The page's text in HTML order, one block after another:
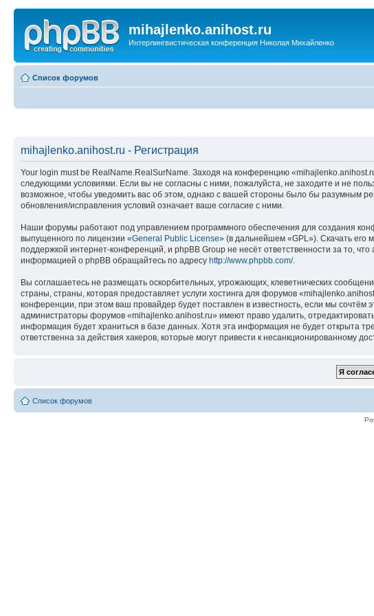
mihajlenko.anihost.ru
Интерлингвистическая конференция Николая Михайленко
Список форумов
mihajlenko.anihost.ru - Регистрация
Your login must be RealName.RealSurName. Заходя на конференцию
следующими условиями. Если вы не согласны с ними, пожалуйста, не заходите и не
возможное, чтобы уведомить вас об этом, однако с вашей стороны было бы разумным
обновления/исправления условий означает ваше согласие с ними.
Наши форумы работают под управлением программного обеспечения для создания
выпущенного по лицензии «General Public License» (в дальнейшем «GPL»). Скачать его
поддержкой интернет-конференций, и phpBB Group не несёт ответственности за то,
информацией о phpBB обращайтесь по адресу http://www.phpbb.com/.
Вы соглашаетесь не размещать оскорбительных, угрожающих, клеветнических
страны, страны, которая предоставляет услуги хостинга для форумов
конференции, при этом ваш провайдер будет поставлен в известность, если мы
администраторы форумов «mihajlenko.anihost.ru» имеют право удалить,
информация будет храниться в базе данных. Хотя эта информация не будет открыта
ответственна за действия хакеров, которые могут привести к несанкционированному
Список форумов